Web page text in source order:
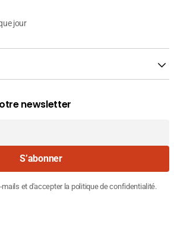
jour
newsletter
S’abonner
et d'accepter la politique de confidentialité.